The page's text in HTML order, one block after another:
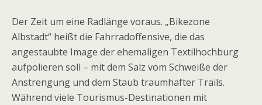
Der Zeit um eine Radlänge voraus. „Bikezone
Albstadt“ heißt die Fahrrad­offensive, die das
angestaubte Image der ehemaligen Textilhochburg
aufpolieren soll – mit dem Salz vom Schweiße der
Anstrengung und dem Staub traumhafter Trails.
Während viele Tourismus-Destinationen mit